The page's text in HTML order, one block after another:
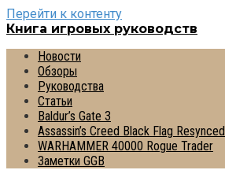
Перейти к контенту
Книга игровых руководств
Новости
Обзоры
Руководства
Статьи
Baldur’s Gate 3
Assassin’s Creed Black Flag Resynced
WARHAMMER 40000 Rogue Trader
Заметки GGB